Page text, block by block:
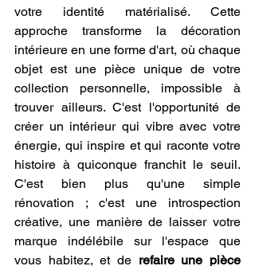
votre identité matérialisé. Cette
approche transforme la décoration
intérieure en une forme d'art, où chaque
objet est une pièce unique de votre
collection personnelle, impossible à
trouver ailleurs. C'est l'opportunité de
créer un intérieur qui vibre avec votre
énergie, qui inspire et qui raconte votre
histoire à quiconque franchit le seuil.
C'est bien plus qu'une simple
rénovation ; c'est une introspection
créative, une manière de laisser votre
marque indélébile sur l'espace que
vous habitez, et de refaire une pièce